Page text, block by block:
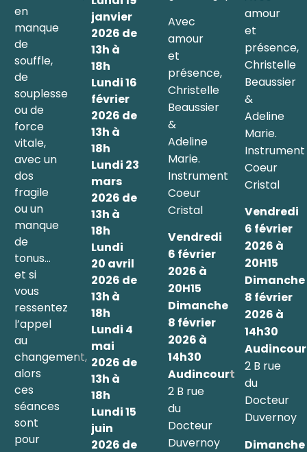
en
manque
de
souffle,
de
souplesse
ou de
force
vitale,
avec un
dos
fragile
ou un
manque
de
tonus…
et si
vous
ressentez
l’appel
au
changement,
alors
ces
séances
sont
pour
janvier
2026 de
13h à
18h
Lundi 16
février
2026 de
13h à
18h
Lundi 23
mars
2026 de
13h à
18h
Lundi
20 avril
2026 de
13h à
18h
Lundi 4
mai
2026 de
13h à
18h
Lundi 15
juin
2026 de
Avec
amour
et
présence,
Christelle
Beaussier
&
Adeline
Marie.
Instrument
Coeur
Cristal
Vendredi
6 février
2026 à
20H15
Dimanche
8 février
2026 à
14h30
Audincourt
2 B rue
du
Docteur
Duvernoy
amour
et
présence,
Christelle
Beaussier
&
Adeline
Marie.
Instrument
Coeur
Cristal
Vendredi
6 février
2026 à
20H15
Dimanche
8 février
2026 à
14h30
2 B rue
du
Docteur
Duvernoy
Dimanche